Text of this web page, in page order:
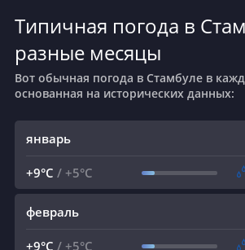
Типичная погода в
разные месяцы
Вот обычная погода в Стамбуле в каждом месяце,
основанная на исторических данных:
январь
+9°C / +5°C
февраль
+9°C / +5°C